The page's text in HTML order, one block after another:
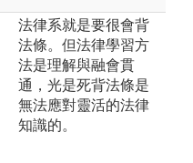
法律系就是要很會背
法條。但法律學習方
法是理解與融會貫
通，光是死背法條是
無法應對靈活的法律
知識的。